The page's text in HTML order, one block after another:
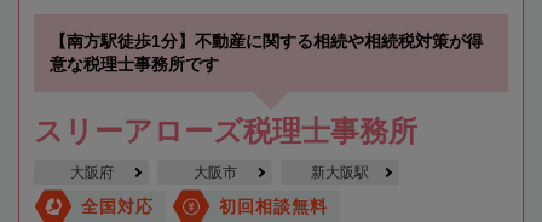
【南方駅徒歩1分】不動産に関する相続や相続税対策が得
意な税理士事務所です
スリーアローズ税理士事務所
大阪府 大阪市 新大阪駅
全国対応 初回相談無料